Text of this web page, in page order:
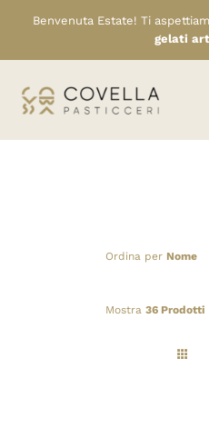
Benvenuta Estate! Ti
gelati
Ordina per Nome
Mostra 36 Prodotti